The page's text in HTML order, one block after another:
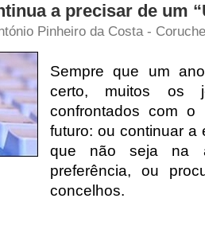
a precisar de um
Pinheiro da Costa -
Sempre que um
certo, muitos os
confrontados com
futuro: ou continuar a
que não seja na
preferência, ou
concelhos.